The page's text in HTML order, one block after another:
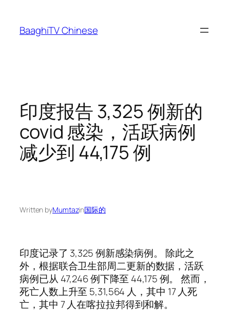
content
BaaghiTV Chinese
印度报告 3,325 例新的
covid 感染，活跃病例
减少到 44,175 例
Written byMumtazin国际的
印度记录了 3,325 例新感染病例。 除此之
外，根据联合卫生部周二更新的数据，活跃
病例已从 47,246 例下降至 44,175 例。 然而，
死亡人数上升至 5,31,564 人，其中 17 人死
亡，其中 7 人在喀拉拉邦得到和解。